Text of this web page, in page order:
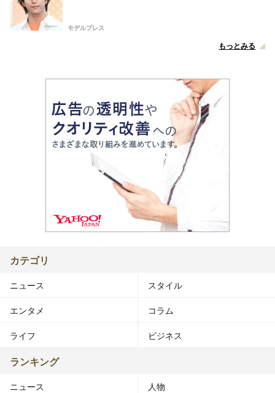
モデルプレス
もっとみる
カテゴリ
ニュース スタイル
エンタメ コラム
ライフ ビジネス
ランキング
ニュース 人物